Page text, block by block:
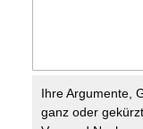
Ihre Argumente,
ganz oder